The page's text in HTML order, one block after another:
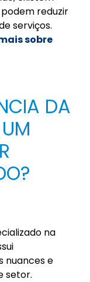
reduzir
serviços.
sobre
DA
na
nuances e
setor.